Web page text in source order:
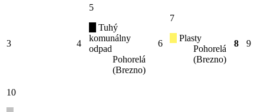
3 4
5
Tuhý
komunálny
odpad
Pohorelá
(Brezno)
6
7
Plasty
Pohorelá
(Brezno)
8 9
10